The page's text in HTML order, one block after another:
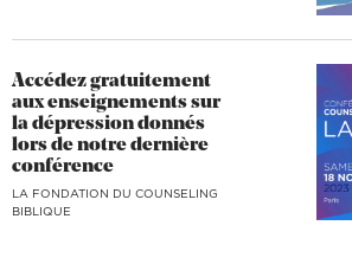
Accédez gratuitement
aux enseignements sur
la dépression donnés
lors de notre dernière
conférence
LA FONDATION DU COUNSELING
BIBLIQUE